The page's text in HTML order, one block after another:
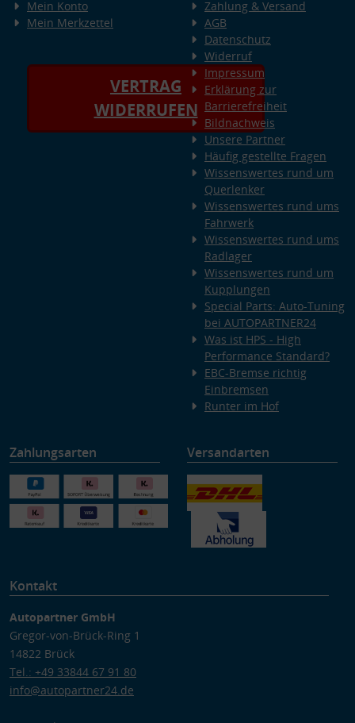
Mein Konto
Mein Merkzettel
VERTRAG
WIDERRUFEN
Zahlung & Versand
AGB
Datenschutz
Widerruf
Impressum
Erklärung zur
Barrierefreiheit
Bildnachweis
Unsere Partner
Häufig gestellte Fragen
Wissenswertes rund um
Querlenker
Wissenswertes rund ums
Fahrwerk
Wissenswertes rund ums
Radlager
Wissenswertes rund um
Kupplungen
Special Parts: Auto-Tuning
bei AUTOPARTNER24
Was ist HPS - High
Performance Standard?
EBC-Bremse richtig
Einbremsen
Runter im Hof
Zahlungsarten Versandarten
Kontakt
Autopartner GmbH
Gregor-von-Brück-Ring 1
14822 Brück
Tel.: +49 33844 67 91 80
info@autopartner24.de